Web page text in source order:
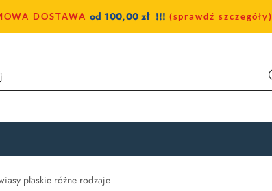
DOSTAWA od 100,00 zł !!! (sprawdź szczegóły)
płaskie różne rodzaje